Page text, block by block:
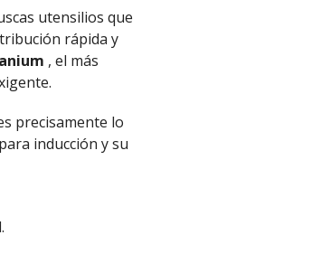
utensilios que
rápida y
, el más
precisamente lo
inducción y su